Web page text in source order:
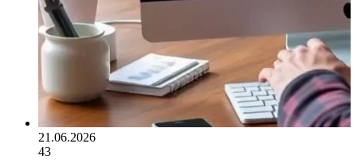
21.06.2026
43